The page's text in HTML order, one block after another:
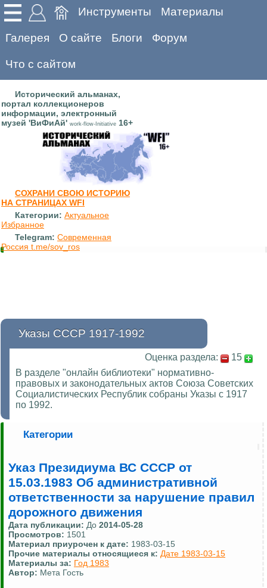
Инструменты Материалы
Галерея О сайте Блоги Форум
Что с сайтом
Исторический альманах,
портал коллекционеров
информации, электронный
музей 'ВиФиАй' work-flow-Initiative 16+
СОХРАНИ СВОЮ ИСТОРИЮ
НА СТРАНИЦАХ WFI
Категории: Актуальное
Избранное
Telegram: Современная
Россия t.me/sov_ros
Указы СССР 1917-1992
Оценка раздела:
15
В разделе "онлайн библиотеки" нормативно-
правовых и законодательных актов Союза Советских
Социалистических Республик собраны Указы с 1917
по 1992.
Категории
Указ Президиума ВС СССР от
15.03.1983 Об административной
ответственности за нарушение правил
дорожного движения
Дата публикации: До 2014-05-28
Просмотров: 1501
Материал приурочен к дате: 1983-03-15
Прочие материалы относящиеся к: Дате 1983-03-15
Материалы за: Год 1983
Автор: Мета Гость